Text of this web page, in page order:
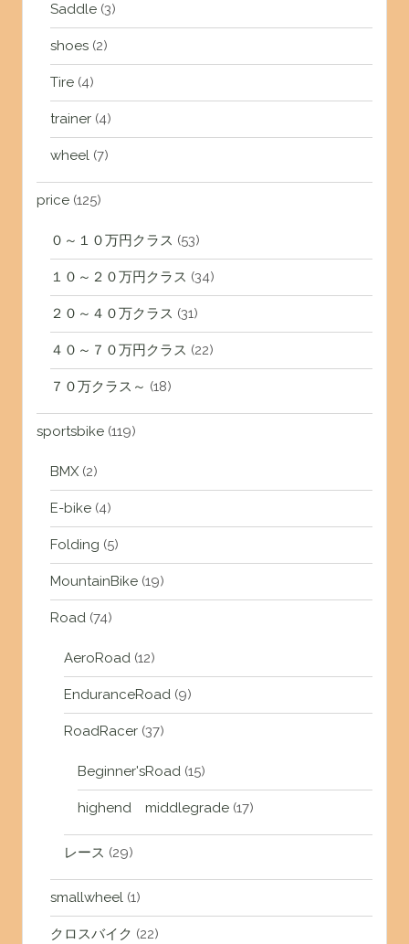
Saddle(3)
shoes(2)
Tire(4)
trainer(4)
wheel(7)
price(125)
０～１０万円クラス (53)
１０～２０万円クラス (34)
２０～４０万クラス (31)
４０～７０万円クラス (22)
７０万クラス～ (18)
sportsbike(119)
BMX(2)
E-bike(4)
Folding (5)
MountainBike(19)
Road(74)
AeroRoad(12)
EnduranceRoad(9)
RoadRacer(37)
Beginner'sRoad(15)
highend middlegrade(17)
レース (29)
smallwheel(1)
クロスバイク (22)